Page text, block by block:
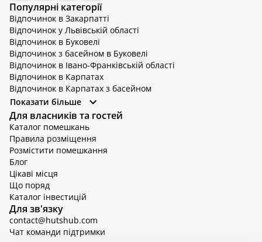
Популярні категорії
Відпочинок в Закарпатті
Відпочинок у Львівській області
Відпочинок в Буковелі
Відпочинок з басейном в Буковелі
Відпочинок в Івано-Франківській області
Відпочинок в Карпатах
Відпочинок в Карпатах з басейном
Відпочинок в Київській області
Відпочинок в Київській області з басейном
Відпочинок в Тернопільській області
Відпочинок у Вінницькій області
Відпочинок в Яремче
Відпочинок у Львівській області з басейном
Відпочинок з басейном в Тернопільській області
Показати більше
Для власників та гостей
Каталог помешкань
Правила розміщення
Розмістити помешкання
Блог
Цікаві місця
Що поряд
Каталог інвестицій
Для зв'язку
contact@hutshub.com
Чат команди підтримки